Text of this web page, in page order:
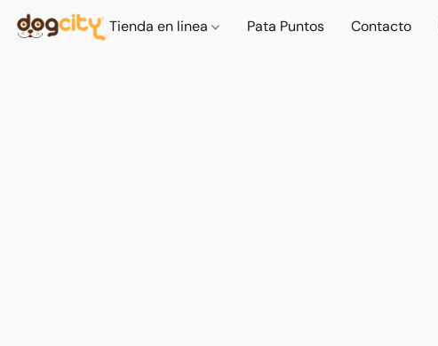
Tienda en linea Pata Puntos Contacto